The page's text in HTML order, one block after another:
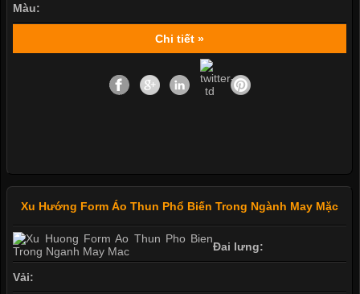
Màu:
Chi tiết »
Xu Hướng Form Áo Thun Phổ Biến Trong Ngành May Mặc
Đai lưng:
Vải: